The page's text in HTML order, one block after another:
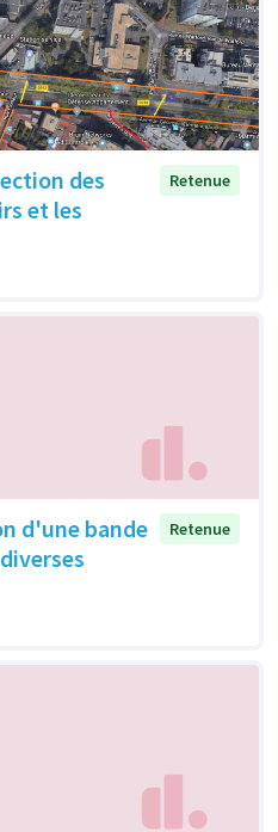
des
et les
Retenue
d'une bande
Retenue